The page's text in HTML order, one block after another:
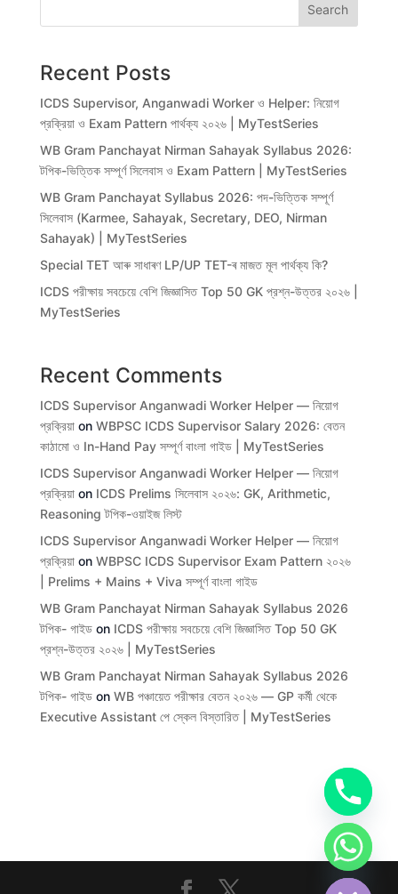
Search
Recent Posts
ICDS Supervisor, Anganwadi Worker ও Helper: নিয়োগ
প্রক্রিয়া ও Exam Pattern পার্থক্য ২০২৬ | MyTestSeries
WB Gram Panchayat Nirman Sahayak Syllabus 2026:
টপিক-ভিত্তিক সম্পূর্ণ সিলেবাস ও Exam Pattern | MyTestSeries
WB Gram Panchayat Syllabus 2026: পদ-ভিত্তিক সম্পূর্ণ
সিলেবাস (Karmee, Sahayak, Secretary, DEO, Nirman
Sahayak) | MyTestSeries
Special TET আৰু সাধাৰণ LP/UP TET-ৰ মাজত মূল পাৰ্থক্য কি?
ICDS পরীক্ষায় সবচেয়ে বেশি জিজ্ঞাসিত Top 50 GK প্রশ্ন-উত্তর ২০২৬ |
MyTestSeries
Recent Comments
ICDS Supervisor Anganwadi Worker Helper — নিয়োগ
প্রক্রিয়াon WBPSC ICDS Supervisor Salary 2026: বেতন
কাঠামো ও In-Hand Pay সম্পূর্ণ বাংলা গাইড | MyTestSeries
ICDS Supervisor Anganwadi Worker Helper — নিয়োগ
প্রক্রিয়াon ICDS Prelims সিলেবাস ২০২৬: GK, Arithmetic,
Reasoning টপিক-ওয়াইজ লিস্ট
ICDS Supervisor Anganwadi Worker Helper — নিয়োগ
প্রক্রিয়াon WBPSC ICDS Supervisor Exam Pattern ২০২৬
| Prelims + Mains + Viva সম্পূর্ণ বাংলা গাইড
WB Gram Panchayat Nirman Sahayak Syllabus 2026
টপিক- গাইডon ICDS পরীক্ষায় সবচেয়ে বেশি জিজ্ঞাসিত Top 50 GK
প্রশ্ন-উত্তর ২০২৬ | MyTestSeries
WB Gram Panchayat Nirman Sahayak Syllabus 2026
টপিক- গাইডon WB পঞ্চায়েত পরীক্ষার বেতন ২০২৬ — GP কর্মী থেকে
Executive Assistant পে স্কেল বিস্তারিত | MyTestSeries
Hide
chaty